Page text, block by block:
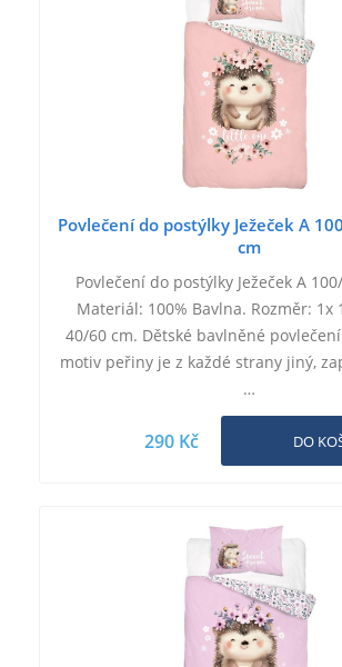
Povlečení do postýlky Ježeček A
cm
Povlečení do postýlky Ježeček A
Materiál: 100% Bavlna. Rozměr: 1x
40/60 cm. Dětské bavlněné
motiv peřiny je z každé strany jiný,
…
290 Kč DO